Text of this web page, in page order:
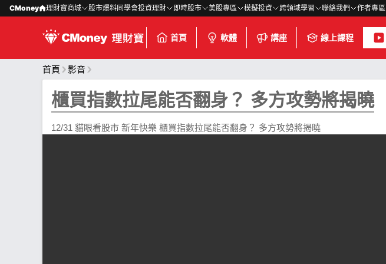
CMoney 理財寶商城 股市爆料同學會投資理財 即時股市 美股專區 模擬投資 跨領域學習 聯絡我們 作者專區
首頁 軟體 講座 線上課程
首頁 影音
櫃買指數拉尾能否翻身？ 多方攻勢將揭曉
12/31 貓眼看股市 新年快樂 櫃買指數拉尾能否翻身？ 多方攻勢將揭曉